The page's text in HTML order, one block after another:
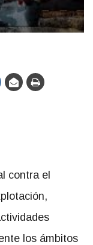
contra el
los ámbitos